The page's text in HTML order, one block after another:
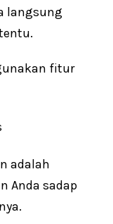
langsung
fitur
adalah
Anda sadap